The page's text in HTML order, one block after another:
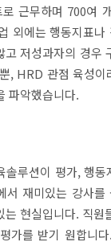
근무하며 700여
외에는 행동지표
고 저성과자의 경우
, HRD 관점 육성
파악했습니다.
솔루션이 평가, 행
서 재미있는 강사를
는 현실입니다. 직원
가를 받기 원합니